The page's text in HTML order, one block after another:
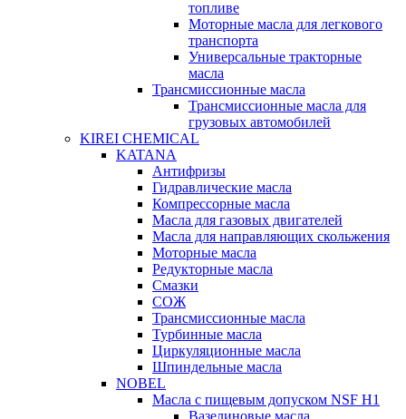
топливе
Моторные масла для легкового
транспорта
Универсальные тракторные
масла
Трансмиссионные масла
Трансмиссионные масла для
грузовых автомобилей
KIREI CHEMICAL
KATANA
Антифризы
Гидравлические масла
Компрессорные масла
Масла для газовых двигателей
Масла для направляющих скольжения
Моторные масла
Редукторные масла
Смазки
СОЖ
Трансмиссионные масла
Турбинные масла
Циркуляционные масла
Шпиндельные масла
NOBEL
Масла с пищевым допуском NSF H1
Вазелиновые масла